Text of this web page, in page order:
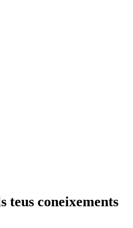
teus coneixements